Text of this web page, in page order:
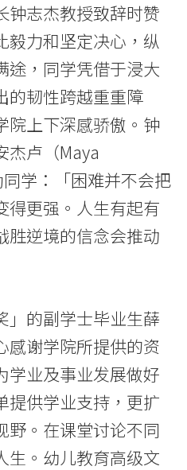
钟志杰教授致辞时赞
毅力和坚定决心，纵
途，同学凭借于浸大
的韧性跨越重重障
院上下深感骄傲。钟
卢（Maya
学：「困难并不会把
得更强。人生有起有
胜逆境的信念会推动
」的副学士毕业生薛
感谢学院所提供的资
学业及事业发展做好
提供学业支持，更扩
野。在课堂讨论不同
生。幼儿教育高级文